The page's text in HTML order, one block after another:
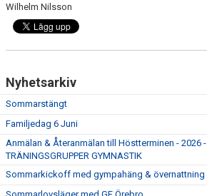
Wilhelm Nilsson
Nyhetsarkiv
Sommarstängt
Familjedag 6 Juni
Anmälan & Återanmälan till Höstterminen - 2026 -
TRÄNINGSGRUPPER GYMNASTIK
Sommarkickoff med gympahäng & övernattning